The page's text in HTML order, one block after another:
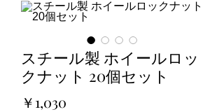
スチール製 ホイールロッ
クナット 20個セット
￥1,030